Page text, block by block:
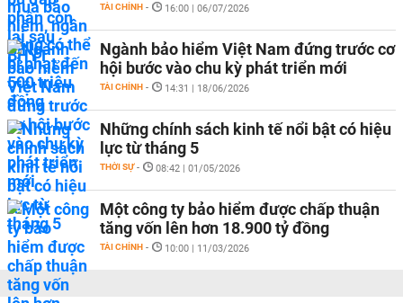
TÀI CHÍNH - 16:00 | 06/07/2026
Ngành bảo hiểm Việt Nam đứng trước cơ
hội bước vào chu kỳ phát triển mới
TÀI CHÍNH - 14:31 | 18/06/2026
Những chính sách kinh tế nổi bật có hiệu
lực từ tháng 5
THỜI SỰ - 08:42 | 01/05/2026
Một công ty bảo hiểm được chấp thuận
tăng vốn lên hơn 18.900 tỷ đồng
TÀI CHÍNH - 10:00 | 11/03/2026